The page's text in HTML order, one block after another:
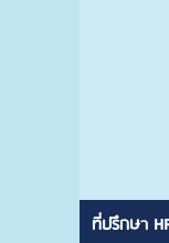
ที่ปรึกษา